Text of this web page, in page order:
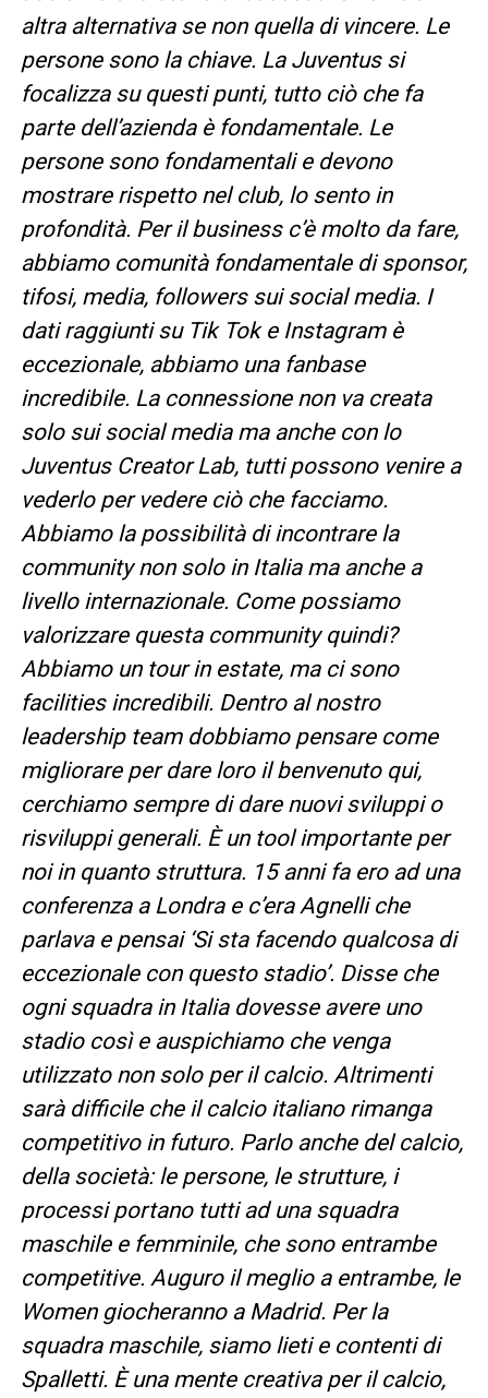
altra alternativa se non quella di vincere. Le
persone sono la chiave. La Juventus si
focalizza su questi punti, tutto ciò che fa
parte dell’azienda è fondamentale. Le
persone sono fondamentali e devono
mostrare rispetto nel club, lo sento in
profondità. Per il business c’è molto da fare,
abbiamo comunità fondamentale di sponsor,
tifosi, media, followers sui social media. I
dati raggiunti su Tik Tok e Instagram è
eccezionale, abbiamo una fanbase
incredibile. La connessione non va creata
solo sui social media ma anche con lo
Juventus Creator Lab, tutti possono venire a
vederlo per vedere ciò che facciamo.
Abbiamo la possibilità di incontrare la
community non solo in Italia ma anche a
livello internazionale. Come possiamo
valorizzare questa community quindi?
Abbiamo un tour in estate, ma ci sono
facilities incredibili. Dentro al nostro
leadership team dobbiamo pensare come
migliorare per dare loro il benvenuto qui,
cerchiamo sempre di dare nuovi sviluppi o
risviluppi generali. È un tool importante per
noi in quanto struttura. 15 anni fa ero ad una
conferenza a Londra e c’era Agnelli che
parlava e pensai ‘Si sta facendo qualcosa di
eccezionale con questo stadio’. Disse che
ogni squadra in Italia dovesse avere uno
stadio così e auspichiamo che venga
utilizzato non solo per il calcio. Altrimenti
sarà difficile che il calcio italiano rimanga
competitivo in futuro. Parlo anche del calcio,
della società: le persone, le strutture, i
processi portano tutti ad una squadra
maschile e femminile, che sono entrambe
competitive. Auguro il meglio a entrambe, le
Women giocheranno a Madrid. Per la
squadra maschile, siamo lieti e contenti di
Spalletti. È una mente creativa per il calcio,